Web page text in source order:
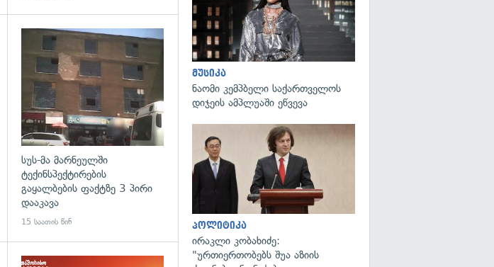
გადახედვა
სუს-მა მარნეულში
ტექინსპექტირების
გაყალბების ფაქტზე 3 პირი
დააკავა
15 საათის წინ
მუსიკა
ნაომი კემპბელი საქართველოს
დიჯეის ამპლუაში ეწვევა
პოლიტიკა
ირაკლი კობახიძე:
"ურთიერთობებს შუა აზიის